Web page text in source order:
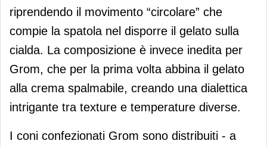
riprendendo il movimento “circolare” che
compie la spatola nel disporre il gelato sulla
cialda. La composizione è invece inedita per
Grom, che per la prima volta abbina il gelato
alla crema spalmabile, creando una dialettica
intrigante tra texture e temperature diverse.
I coni confezionati Grom sono distribuiti - a